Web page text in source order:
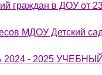
граждан в ДОУ от
МДОУ Детский
- 2025 УЧЕБНЫЙ